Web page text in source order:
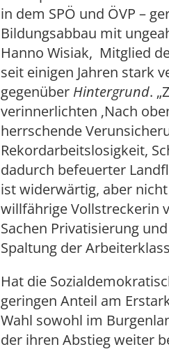
in dem SPÖ und ÖVP –
Bildungsabbau mit
Hanno Wisiak, Mitglied
seit einigen Jahren stark
gegenüber Hintergrund.
verinnerlichten ‚Nach
herrschende
Rekordarbeitslosigkeit,
dadurch befeuerter
ist widerwärtig, aber
willfährige Vollstreckerin
Sachen Privatisierung
Spaltung der
Hat die
geringen Anteil am
Wahl sowohl im
der ihren Abstieg weiter